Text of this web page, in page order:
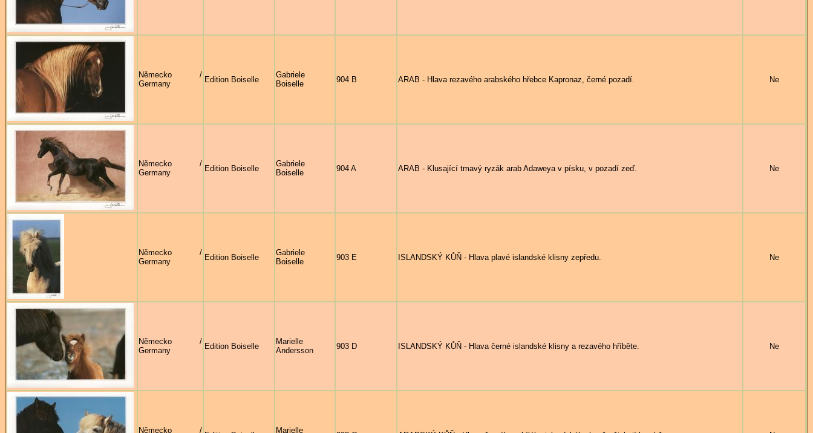
Německo /
Germany
Edition Boiselle
Gabriele
Boiselle
904 B ARAB - Hlava rezavého arabského hřebce Kapronaz, černé pozadí. Ne
Německo /
Germany
Edition Boiselle
Gabriele
Boiselle
904 A ARAB - Klusající tmavý ryzák arab Adaweya v písku, v pozadí zeď. Ne
Německo /
Germany
Edition Boiselle
Gabriele
Boiselle
903 E ISLANDSKÝ KŮŇ - Hlava plavé islandské klisny zepředu. Ne
Německo /
Germany
Edition Boiselle
Marielle
Andersson
903 D ISLANDSKÝ KŮŇ - Hlava černé islandské klisny a rezavého hříběte. Ne
Německo / Marielle